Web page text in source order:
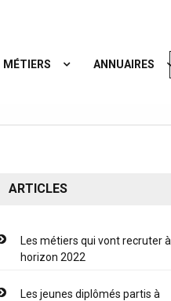
MÉTIERS ANNUAIRES
ARTICLES
Les métiers qui vont recruter à
horizon 2022
Les jeunes diplômés partis à